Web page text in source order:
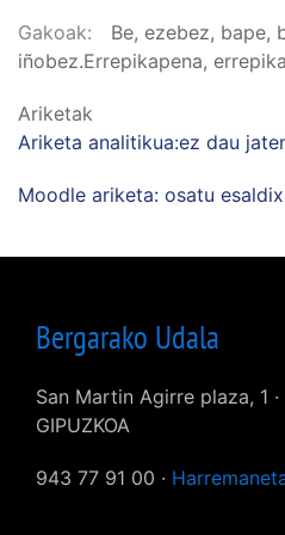
Gakoak
Be, ezebez, bape,
iñobez.Errepikapena,
Ariketak
Ariketa analitikua:ez dau
Moodle ariketa: osatu
Bergarako Udala
San Martin Agirre plaza, 1 ·
GIPUZKOA
943 77 91 00 ·